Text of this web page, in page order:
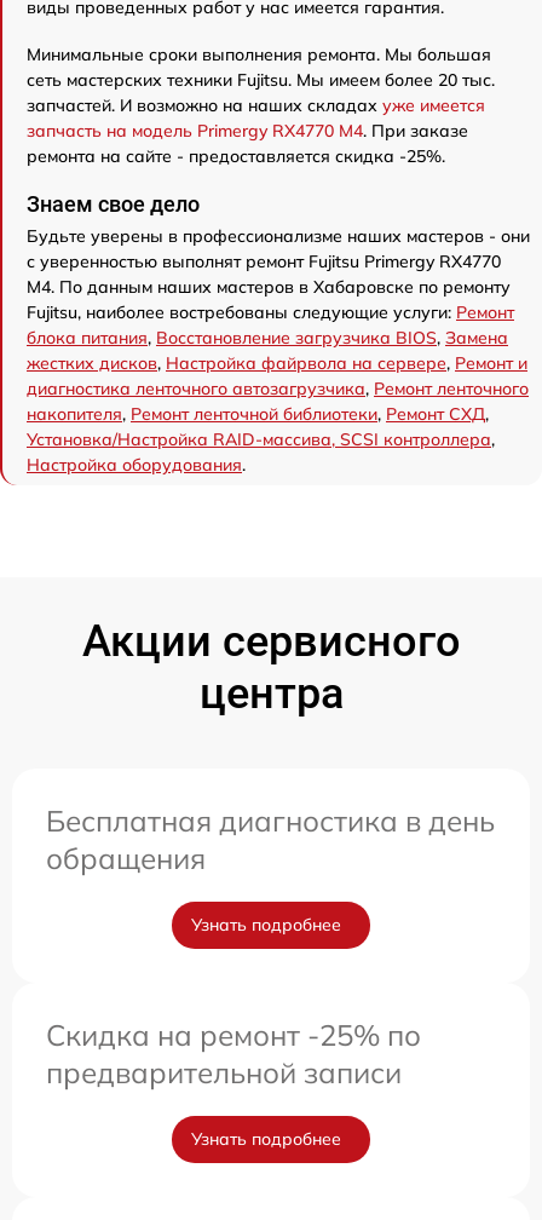
виды проведенных работ у нас имеется гарантия.
Минимальные сроки выполнения ремонта. Мы большая
сеть мастерских техники Fujitsu. Мы имеем более 20 тыс.
запчастей. И возможно на наших складах уже имеется
запчасть на модель Primergy RX4770 M4. При заказе
ремонта на сайте - предоставляется скидка -25%.
Знаем свое дело
Будьте уверены в профессионализме наших мастеров - они
с уверенностью выполнят ремонт Fujitsu Primergy RX4770
M4. По данным наших мастеров в Хабаровске по ремонту
Fujitsu, наиболее востребованы следующие услуги: Ремонт
блока питания, Восстановление загрузчика BIOS, Замена
жестких дисков, Настройка файрвола на сервере, Ремонт и
диагностика ленточного автозагрузчика, Ремонт ленточного
накопителя, Ремонт ленточной библиотеки, Ремонт СХД,
Установка/Настройка RAID-массива, SCSI контроллера,
Настройка оборудования.
Акции сервисного
центра
Бесплатная диагностика в день
обращения
Узнать подробнее
Скидка на ремонт -25% по
предварительной записи
Узнать подробнее